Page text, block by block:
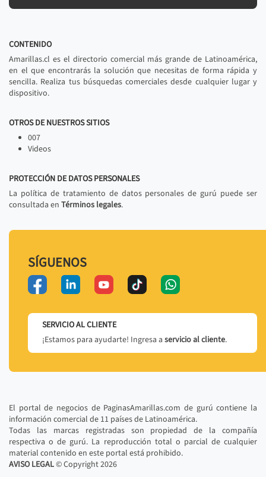
CONTENIDO
Amarillas.cl es el directorio comercial más grande de Latinoamérica,
en el que encontrarás la solución que necesitas de forma rápida y
sencilla. Realiza tus búsquedas comerciales desde cualquier lugar y
dispositivo.
OTROS DE NUESTROS SITIOS
007
Videos
PROTECCIÓN DE DATOS PERSONALES
La política de tratamiento de datos personales de gurú puede ser
consultada en Términos legales.
SÍGUENOS
SERVICIO AL CLIENTE
¡Estamos para ayudarte! Ingresa a servicio al cliente.
El portal de negocios de PaginasAmarillas.com de gurú contiene la
información comercial de 11 países de Latinoamérica.
Todas las marcas registradas son propiedad de la compañía
respectiva o de gurú. La reproducción total o parcial de cualquier
material contenido en este portal está prohibido.
AVISO LEGAL© Copyright2026